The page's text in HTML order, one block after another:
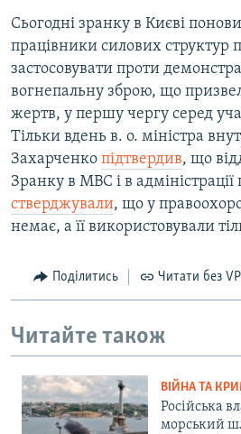
Сьогодні зранку в Києві
працівники силових структур
застосовувати проти
вогнепальну зброю, що
жертв, у першу чергу серед
Тільки вдень в. о. міністра
Захарченко підтвердив, що
Зранку в МВС і в
стверджували, що у
немає, а її використовували
Поділитись Читати без
Читайте також
ВІЙНА ТА
Російська
морський